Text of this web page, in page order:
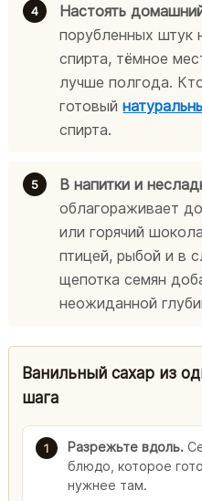
Настоять
порубленных штук
спирта, тёмное
лучше полгода.
готовый
спирта.
В напитки и
облагораживает
или горячий
птицей, рыбой и в
щепотка семян
неожиданной
Ванильный сахар из
шага
1 Разрежьте вдоль.
блюдо, которое
нужнее там.